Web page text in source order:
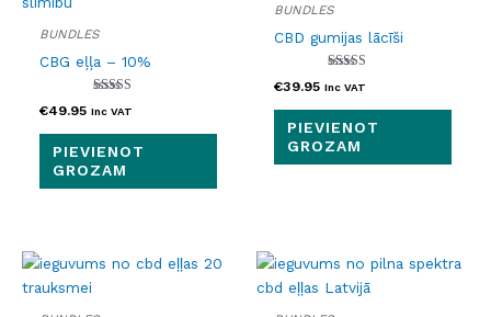
BUNDLES
CBG eļļa – 10%
4.67
€49.95 Inc VAT
PIEVIENOT
GROZAM
BUNDLES
CBD gumijas lācīši
5.00
€39.95 Inc VAT
PIEVIENOT
GROZAM